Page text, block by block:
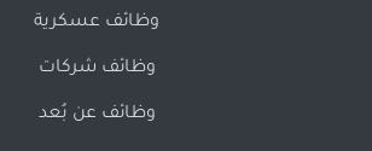
وظائف عسكرية
وظائف شركات
وظائف عن بُعد